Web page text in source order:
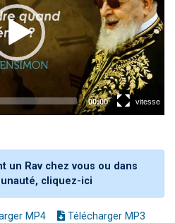
un Rav chez vous ou dans
cliquez-ici
MP4 Télécharger MP3